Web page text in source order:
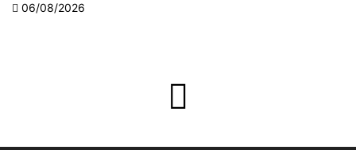
06/08/2026